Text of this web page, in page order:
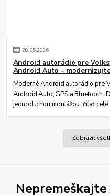
28.05.2026
Android autorádio pre
Android Auto –
Moderné Android autorádio pre
Android Auto, GPS a Bluetooth.
jednoduchou montážou.čítať celé
Zobraziť
Nepremeškajte